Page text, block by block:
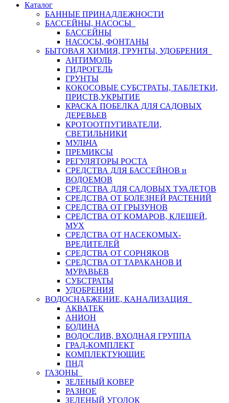
Каталог
БАННЫЕ ПРИНАДЛЕЖНОСТИ
БАССЕЙНЫ, НАСОСЫ
БАССЕЙНЫ
НАСОСЫ, ФОНТАНЫ
БЫТОВАЯ ХИМИЯ, ГРУНТЫ, УДОБРЕНИЯ
АНТИМОЛЬ
ГИДРОГЕЛЬ
ГРУНТЫ
КОКОСОВЫЕ СУБСТРАТЫ, ТАБЛЕТКИ,
ПРИСТВ,УКРЫТИЕ
КРАСКА ПОБЕЛКА ДЛЯ САДОВЫХ
ДЕРЕВЬЕВ
КРОТООТПУГИВАТЕЛИ,
СВЕТИЛЬНИКИ
МУЛЬЧА
ПРЕМИКСЫ
РЕГУЛЯТОРЫ РОСТА
СРЕДСТВА ДЛЯ БАССЕЙНОВ и
ВОДОЕМОВ
СРЕДСТВА ДЛЯ САДОВЫХ ТУАЛЕТОВ
СРЕДСТВА ОТ БОЛЕЗНЕЙ РАСТЕНИЙ
СРЕДСТВА ОТ ГРЫЗУНОВ
СРЕДСТВА ОТ КОМАРОВ, КЛЕЩЕЙ,
МУХ
СРЕДСТВА ОТ НАСЕКОМЫХ-
ВРЕДИТЕЛЕЙ
СРЕДСТВА ОТ СОРНЯКОВ
СРЕДСТВА ОТ ТАРАКАНОВ И
МУРАВЬЕВ
СУБСТРАТЫ
УДОБРЕНИЯ
ВОДОСНАБЖЕНИЕ, КАНАЛИЗАЦИЯ
АКВАТЕК
АНИОН
БОДИНА
ВОДОСЛИВ, ВХОДНАЯ ГРУППА
ГРАД-КОМПЛЕКТ
КОМПЛЕКТУЮЩИЕ
ПНД
ГАЗОНЫ
ЗЕЛЕНЫЙ КОВЕР
РАЗНОЕ
ЗЕЛЕНЫЙ УГОЛОК